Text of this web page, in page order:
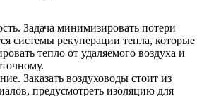
Задача минимизировать потери
системы рекуперации тепла, которые
тепло от удаляемого воздуха и
Заказать воздуховоды стоит из
предусмотреть изоляцию для